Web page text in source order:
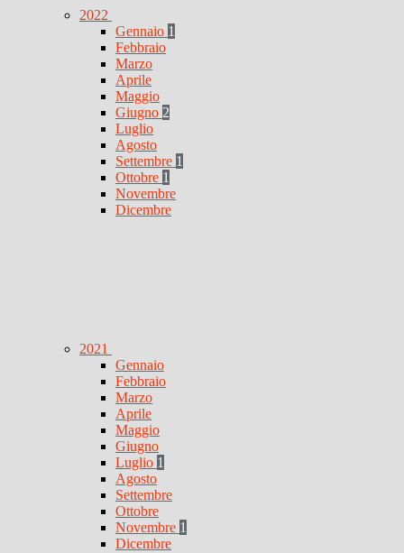
2022
Gennaio 1
Febbraio
Marzo
Aprile
Maggio
Giugno 2
Luglio
Agosto
Settembre 1
Ottobre 1
Novembre
Dicembre
2021
Gennaio
Febbraio
Marzo
Aprile
Maggio
Giugno
Luglio 1
Agosto
Settembre
Ottobre
Novembre 1
Dicembre